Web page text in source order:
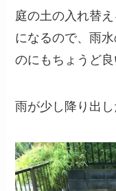
庭の土の入れ替
になるので、雨
のにもちょうど良
雨が少し降り出